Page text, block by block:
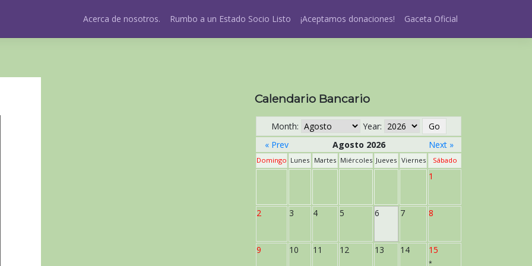
Acerca de nosotros. Rumbo a un Estado Socio Listo ¡Aceptamos donaciones! Gaceta Oficial
Calendario Bancario
Month:
Year:
« Prev
Agosto 2026 Next »
Domingo Lunes Martes Miércoles Jueves Viernes Sábado
1
2 3 4 5 6 7 8
9 10 11 12 13 14 15
*